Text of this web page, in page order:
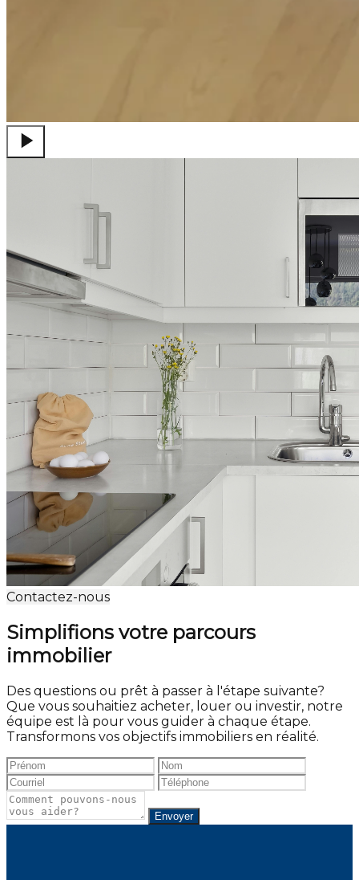
Contactez-nous
Simplifions votre parcours
immobilier
Des questions ou prêt à passer à l'étape suivante?
Que vous souhaitiez acheter, louer ou investir, notre
équipe est là pour vous guider à chaque étape.
Transformons vos objectifs immobiliers en réalité.
Envoyer